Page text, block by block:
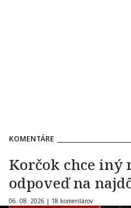
KOMENTÁRE
Korčok chce iný
odpoveď na
06. 08. 2026 | 18 komentárov